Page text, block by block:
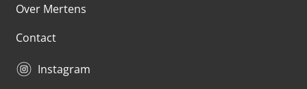
Over Mertens
Contact
Instagram